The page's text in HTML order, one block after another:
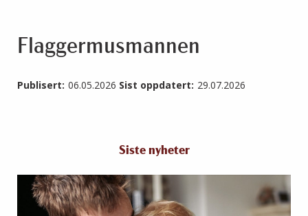
Flaggermusmannen
Publisert: 06.05.2026 Sist oppdatert: 29.07.2026
Siste nyheter